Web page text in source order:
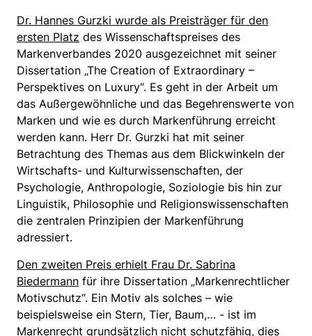
Dr. Hannes Gurzki wurde als Preisträger für den
ersten Platz des Wissenschaftspreises des
Markenverbandes 2020 ausgezeichnet mit seiner
Dissertation „The Creation of Extraordinary –
Perspektives on Luxury“. Es geht in der Arbeit um
das Außergewöhnliche und das Begehrenswerte von
Marken und wie es durch Markenführung erreicht
werden kann. Herr Dr. Gurzki hat mit seiner
Betrachtung des Themas aus dem Blickwinkeln der
Wirtschafts- und Kulturwissenschaften, der
Psychologie, Anthropologie, Soziologie bis hin zur
Linguistik, Philosophie und Religionswissenschaften
die zentralen Prinzipien der Markenführung
adressiert.
Den zweiten Preis erhielt Frau Dr. Sabrina
Biedermann für ihre Dissertation „Markenrechtlicher
Motivschutz“. Ein Motiv als solches – wie
beispielsweise ein Stern, Tier, Baum,… - ist im
Markenrecht grundsätzlich nicht schutzfähig, dies